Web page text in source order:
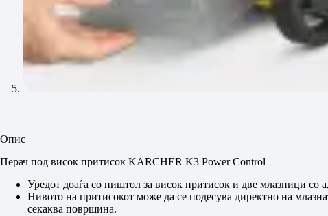
Опис
Перач под висок притисок KARCHER K3 Power Control
Уредот доаѓа со пиштол за висок притисок и две млазници со
Нивото на притисокот може да се подесува директно на
секаква површина.